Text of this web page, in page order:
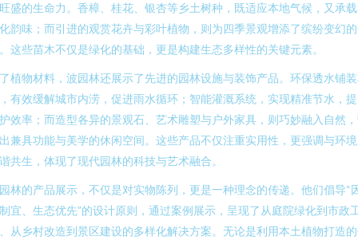
盛的生命力。香樟、桂花、银杏等乡土树种，既适应本地气候，又承
韵味；而引进的观赏花卉与彩叶植物，则为四季景观增添了缤纷变幻
这些苗木不仅是绿化的基础，更是构建生态多样性的关键元素。
植物材料，波园林还展示了先进的园林设施与装饰产品。环保透水铺
有效缓解城市内涝，促进雨水循环；智能灌溉系统，实现精准节水，
效率；而造型各异的景观石、艺术雕塑与户外家具，则巧妙融入自然
兼具功能与美学的休闲空间。这些产品不仅注重实用性，更强调与环
共生，体现了现代园林的科技与艺术融合。
林的产品展示，不仅是对实物陈列，更是一种理念的传递。他们倡导“
宜、生态优先”的设计原则，通过案例展示，呈现了从庭院绿化到市政
从乡村改造到景区建设的多样化解决方案。无论是利用本土植物打造